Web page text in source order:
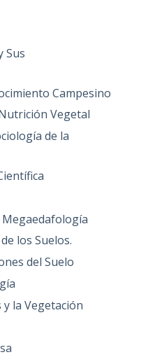
Sus
Campesino
Vegetal
de la
los Suelos.
del Suelo
y la Vegetación